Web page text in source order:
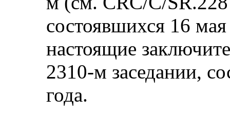
состоявшихся 16
настоящие
2310-м заседании,
года.